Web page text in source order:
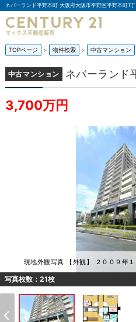
TOPページ 物件検索 中古マンション
中古マンション ネバーランド
3,700万円
現地外観写真 【外観】 ２００９年
写真枚数：21枚